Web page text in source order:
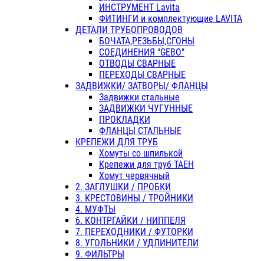
ИНСТРУМЕНТ Lavita
ФИТИНГИ и комплектующие LAVITA
ДЕТАЛИ ТРУБОПРОВОДОВ
БОЧАТА,РЕЗЬБЫ,СГОНЫ
СОЕДИНЕНИЯ "GEBO"
ОТВОДЫ СВАРНЫЕ
ПЕРЕХОДЫ СВАРНЫЕ
ЗАДВИЖКИ/ ЗАТВОРЫ/ ФЛАНЦЫ
Задвижки стальные
ЗАДВИЖКИ ЧУГУННЫЕ
ПРОКЛАДКИ
ФЛАНЦЫ СТАЛЬНЫЕ
КРЕПЕЖИ ДЛЯ ТРУБ
Хомуты со шпилькой
Крепежи для труб ТАЕН
Хомут червячный
2. ЗАГЛУШКИ / ПРОБКИ
3. КРЕСТОВИНЫ / ТРОЙНИКИ
4. МУФТЫ
6. КОНТРГАЙКИ / НИППЕЛЯ
7. ПЕРЕХОДНИКИ / ФУТОРКИ
8. УГОЛЬНИКИ / УДЛИНИТЕЛИ
9. ФИЛЬТРЫ